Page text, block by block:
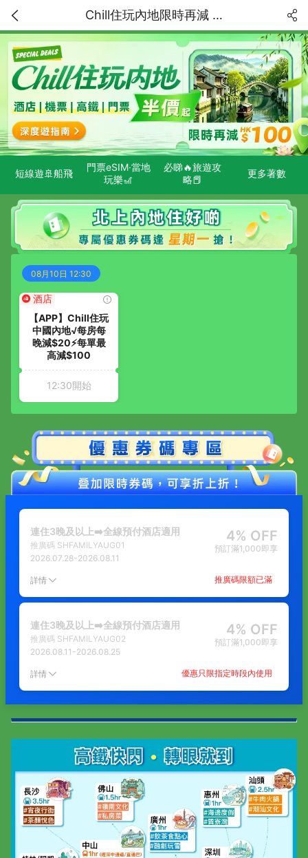
Chill住玩內地限時再減 HK$100！精選特價獨家低至5折！中國内地深度遊指南
短線遊🚢船飛
門票eSIM·當地
玩樂🎢
必睇🔥旅遊攻
略📕
更多著數
08月10日 12:30
酒店
【APP】Chill住玩
中國內地√每房每
晚減$20⚡每單最
高減$100
12:30開始
連住3晚及以上➡️全線預付酒店適用
推廣碼 SHFAMILYAUG01
2026.07.28-2026.08.11
4% OFF
預訂滿1,000即享
詳情 推廣碼限額已滿
連住3晚及以上➡️全線預付酒店適用
推廣碼 SHFAMILYAUG02
2026.08.11 -2026.08.25
4% OFF
預訂滿1,000即享
詳情 優惠只限指定時段內使用